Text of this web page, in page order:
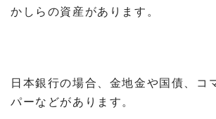
かしらの資産があります。
日本銀行の場合、金地金や国債、コ
パーなどがあります。